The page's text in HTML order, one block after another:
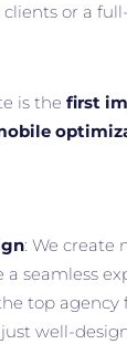
or a
is the first
: We create
a seamless
top agency
well-